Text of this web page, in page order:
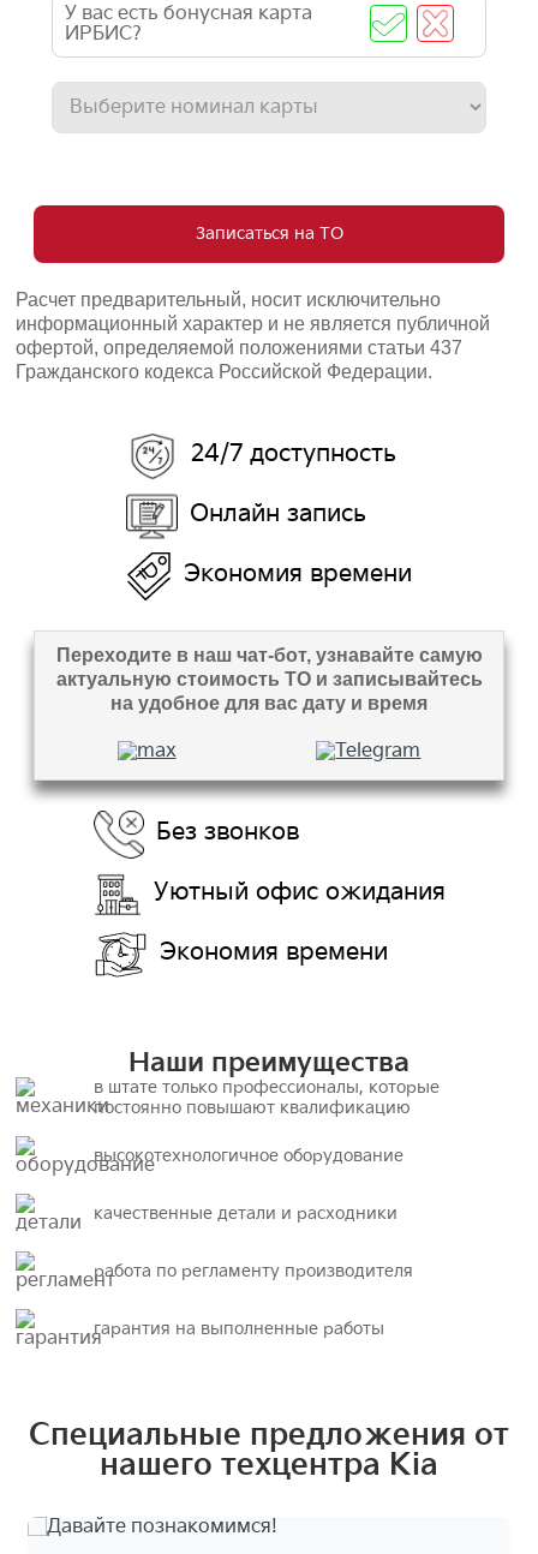
У вас есть бонусная карта
ИРБИС?
Записаться на ТО
Расчет предварительный, носит исключительно
информационный характер и не является публичной
офертой, определяемой положениями статьи 437
Гражданского кодекса Российской Федерации.
24/7 доступность
Онлайн запись
Экономия времени
Переходите в наш чат-бот, узнавайте самую
актуальную стоимость ТО и записывайтесь
на удобное для вас дату и время
Без звонков
Уютный офис ожидания
Экономия времени
Наши преимущества
в штате только профессионалы, которые
постоянно повышают квалификацию
высокотехнологичное оборудование
качественные детали и расходники
работа по регламенту производителя
гарантия на выполненные работы
Специальные предложения от
нашего техцентра Kia